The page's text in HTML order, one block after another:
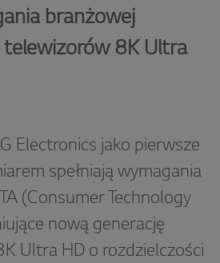
branżowej
telewizorów 8K Ultra
Electronics jako pierwsze
spełniają wymagania
(Consumer Technology
nową generację
Ultra HD o rozdzielczości